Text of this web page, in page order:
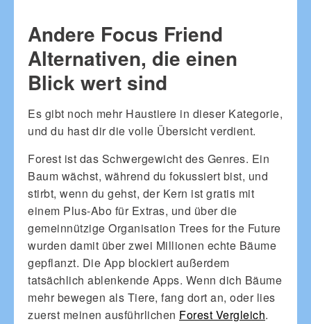
Andere Focus Friend
Alternativen, die einen
Blick wert sind
Es gibt noch mehr Haustiere in dieser Kategorie,
und du hast dir die volle Übersicht verdient.
Forest ist das Schwergewicht des Genres. Ein
Baum wächst, während du fokussiert bist, und
stirbt, wenn du gehst, der Kern ist gratis mit
einem Plus-Abo für Extras, und über die
gemeinnützige Organisation Trees for the Future
wurden damit über zwei Millionen echte Bäume
gepflanzt. Die App blockiert außerdem
tatsächlich ablenkende Apps. Wenn dich Bäume
mehr bewegen als Tiere, fang dort an, oder lies
zuerst meinen ausführlichen Forest Vergleich.